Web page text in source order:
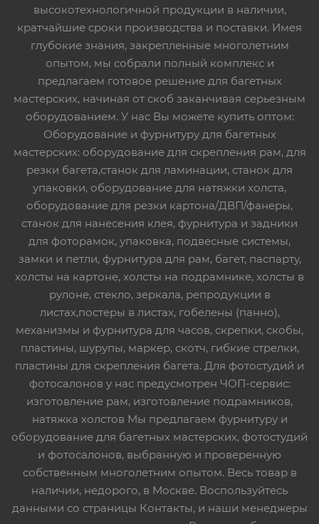
высокотехнологичной продукции в наличии,
кратчайшие сроки производства и поставки. Имея
глубокие знания, закрепленные многолетним
опытом, мы собрали полный комплекс и
предлагаем готовое решение для багетных
мастерских, начиная от скоб заканчивая серьезным
оборудованием. У нас Вы можете купить оптом:
Оборудование и фурнитуру для багетных
мастерских: оборудование для скрепления рам, для
резки багета,станок для ламинации, станок для
упаковки, оборудование для натяжки холста,
оборудование для резки картона/ДВП/фанеры,
станок для нанесения клея, фурнитура и задники
для фоторамок, упаковка, подвесные системы,
замки и петли, фурнитура для рам, багет, паспарту,
холсты на картоне, холсты на подрамнике, холсты в
рулоне, стекло, зеркала, репродукции в
листах,постеры в листах, гобелены (панно),
механизмы и фурнитура для часов, скрепки, скобы,
пластины, шурупы, маркер, скотч, гибкие стрелки,
пластины для скрепления багета. Для фотостудий и
фотосалонов у нас предусмотрен ЧОП-сервис:
изготовление рам, изготовление подрамников,
натяжка холстов Мы предлагаем фурнитуру и
оборудование для багетных мастерских, фотостудий
и фотосалонов, выбранную и проверенную
собственным многолетним опытом. Весь товар в
наличии, недорого, в Москве. Воспользуйтесь
данными со страницы Контакты, и наши менеджеры